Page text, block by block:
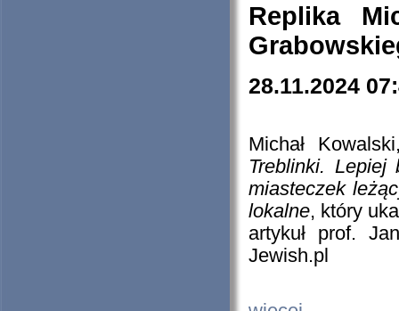
Replika
28.11.2024
Michał
Treblinki. Lepiej
miasteczek
lokalne, który
artykuł prof.
Jewish.pl